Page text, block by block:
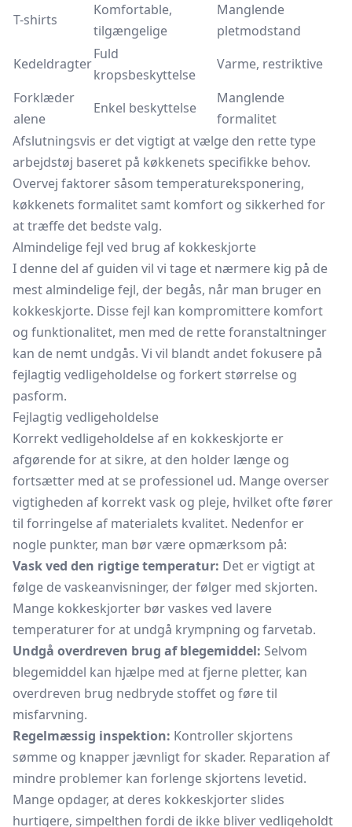
T-shirts
Komfortable,
tilgængelige
Manglende
pletmodstand
Kedeldragter
Fuld
kropsbeskyttelse
Varme, restriktive
Forklæder
alene
Enkel beskyttelse
Manglende
formalitet
Afslutningsvis er det vigtigt at vælge den rette type
arbejdstøj baseret på køkkenets specifikke behov.
Overvej faktorer såsom temperatureksponering,
køkkenets formalitet samt komfort og sikkerhed for
at træffe det bedste valg.
Almindelige fejl ved brug af kokkeskjorte
I denne del af guiden vil vi tage et nærmere kig på de
mest almindelige fejl, der begås, når man bruger en
kokkeskjorte. Disse fejl kan kompromittere komfort
og funktionalitet, men med de rette foranstaltninger
kan de nemt undgås. Vi vil blandt andet fokusere på
fejlagtig vedligeholdelse og forkert størrelse og
pasform.
Fejlagtig vedligeholdelse
Korrekt vedligeholdelse af en kokkeskjorte er
afgørende for at sikre, at den holder længe og
fortsætter med at se professionel ud. Mange overser
vigtigheden af korrekt vask og pleje, hvilket ofte fører
til forringelse af materialets kvalitet. Nedenfor er
nogle punkter, man bør være opmærksom på:
Vask ved den rigtige temperatur: Det er vigtigt at
følge de vaskeanvisninger, der følger med skjorten.
Mange kokkeskjorter bør vaskes ved lavere
temperaturer for at undgå krympning og farvetab.
Undgå overdreven brug af blegemiddel: Selvom
blegemiddel kan hjælpe med at fjerne pletter, kan
overdreven brug nedbryde stoffet og føre til
misfarvning.
Regelmæssig inspektion: Kontroller skjortens
sømme og knapper jævnligt for skader. Reparation af
mindre problemer kan forlenge skjortens levetid.
Mange opdager, at deres kokkeskjorter slides
hurtigere, simpelthen fordi de ikke bliver vedligeholdt